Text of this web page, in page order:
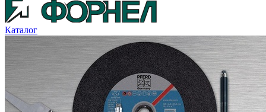
Каталог